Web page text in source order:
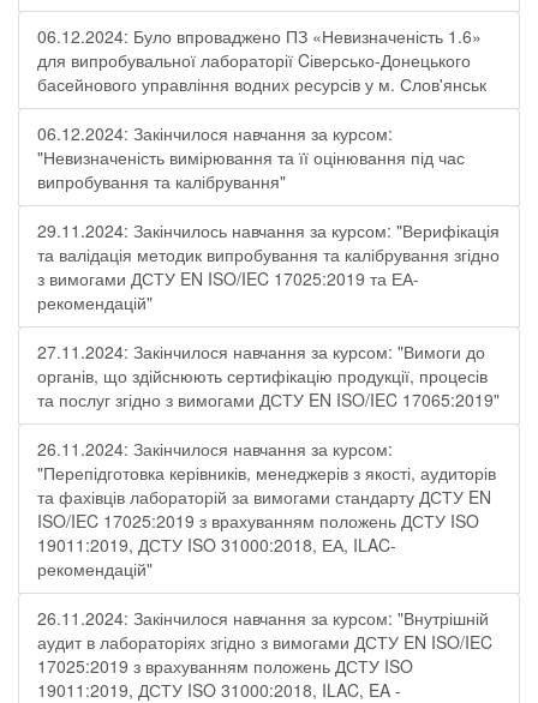
06.12.2024: Було впроваджено ПЗ «Невизначеність 1.6»
для випробувальної лабораторії Cіверсько-Донецького
басейнового управління водних ресурсів у м. Слов'янськ
06.12.2024: Закінчилося навчання за курсом:
"Невизначеність вимірювання та її оцінювання під час
випробування та калібрування"
29.11.2024: Закінчилось навчання за курсом: "Верифікація
та валідація методик випробування та калібрування згідно
з вимогами ДСТУ EN ISO/IEC 17025:2019 та ЕА-
рекомендацій"
27.11.2024: Закінчилося навчання за курсом: "Вимоги до
органів, що здійснюють сертифікацію продукції, процесів
та послуг згідно з вимогами ДСТУ EN ISO/IEC 17065:2019"
26.11.2024: Закінчилося навчання за курсом:
"Перепідготовка керівників, менеджерів з якості, аудиторів
та фахівців лабораторій за вимогами стандарту ДСТУ EN
ISO/IEC 17025:2019 з врахуванням положень ДСТУ ISO
19011:2019, ДСТУ ISO 31000:2018, ЕА, ILAC-
рекомендацій"
26.11.2024: Закінчилося навчання за курсом: "Внутрішній
аудит в лабораторіях згідно з вимогами ДСТУ EN ISO/IEC
17025:2019 з врахуванням положень ДСТУ ISO
19011:2019, ДСТУ ISO 31000:2018, ILAC, EA -